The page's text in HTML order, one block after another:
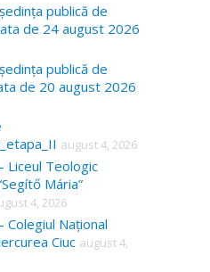
publică de
de 24 august 2026
publică de
de 20 august 2026
august 4, 2026
Liceul Teologic
Mária”
4, 2026
Colegiul Național
Ciuc august 4,